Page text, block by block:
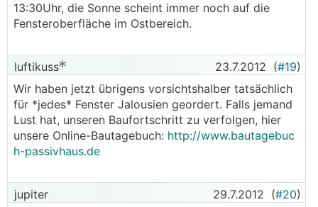
13:30Uhr, die Sonne scheint immer noch auf die
Fensteroberfläche im Ostbereich.
luftikuss 23.7.2012 (#19)
Wir haben jetzt übrigens vorsichtshalber tatsächlich
für *jedes* Fenster Jalousien geordert. Falls jemand
Lust hat, unseren Baufortschritt zu verfolgen, hier
unsere Online-Bautagebuch: http://www.bautagebuc
h-passivhaus.de
jupiter 29.7.2012 (#20)